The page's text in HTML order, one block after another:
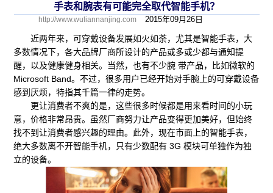
手表和腕表有可能完全取代智能手机？
http://www.wuliannanjing.com 2015年09月26日
近两年来，可穿戴设备发展如火如荼，尤其是智能手表，大
多数情况下，各大品牌厂商所设计的产品或多或少都与通知提
醒，以及健康健身相关。当然，也有不少腕 带产品，比如微软的
Microsoft Band。不过，很多用户已经开始对手腕上的可穿戴设备
感到厌烦，特指其千篇一律的走势。
更让消费者不爽的是，这些很多时候都是用来看时间的小玩
意，价格非常昂贵。虽然厂商努力让产品变得更加美好，但始终
找不到让消费者感兴趣的理由。此外，现在市面上的智能手表，
绝大多数离不开智能手机，只有少数配有 3G 模块可单独作为独
立的设备。